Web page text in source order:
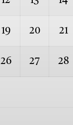
19 20 21
26 27 28